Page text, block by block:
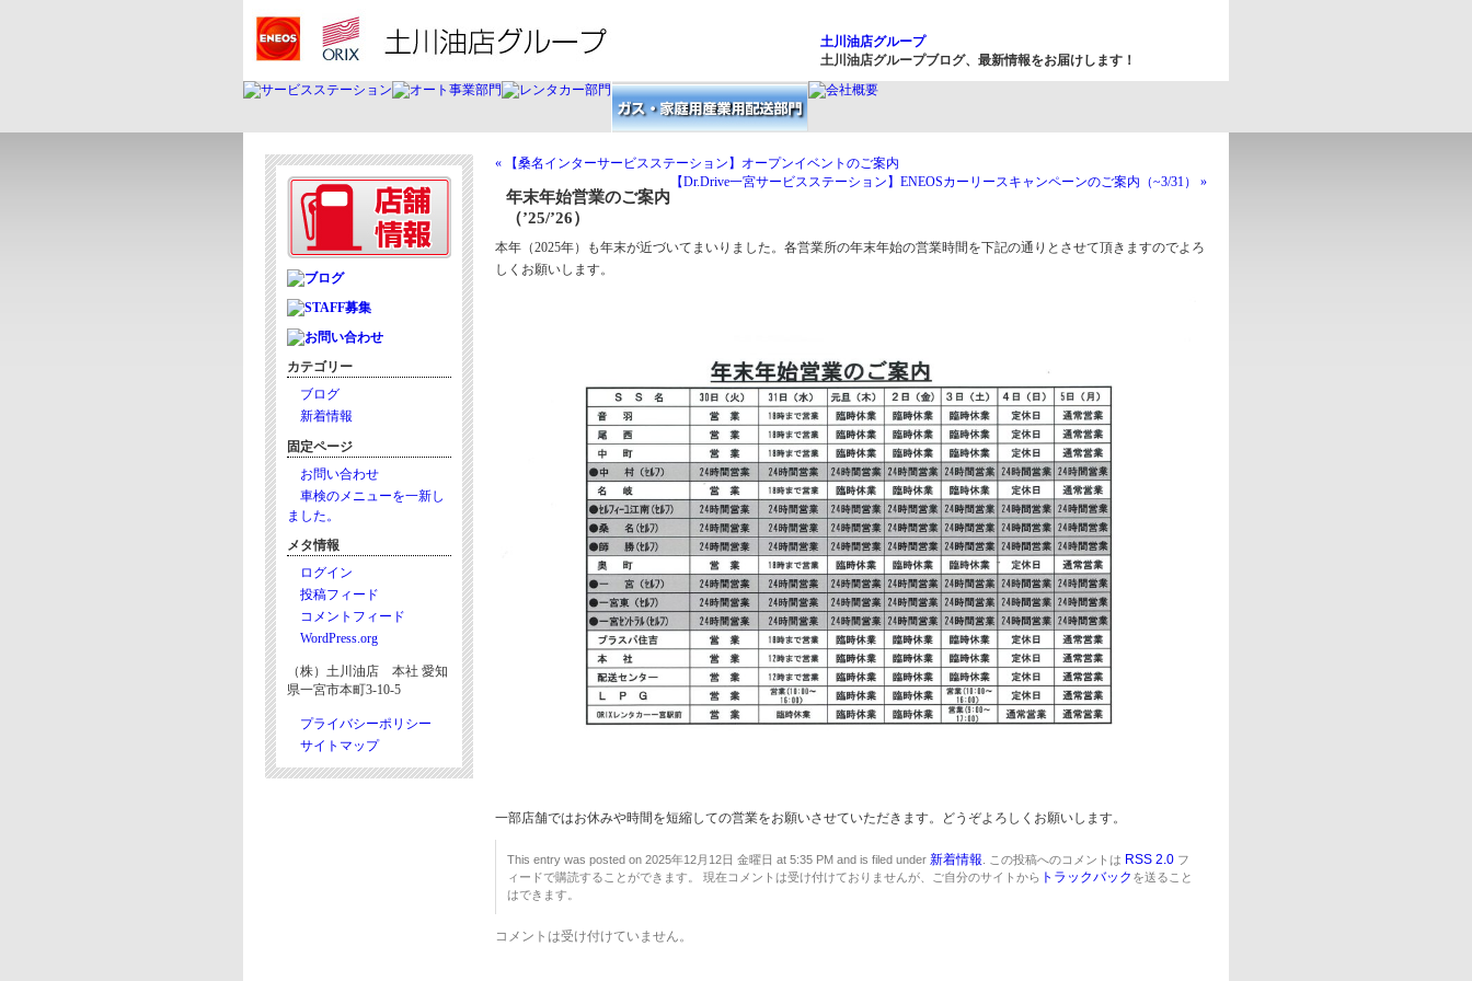
土川油店グループ
土川油店グループブログ、最新情報をお届けします！
« 【桑名インターサービスステーション】オープンイベントのご案内
【Dr.Drive一宮サービスステーション】ENEOSカーリースキャンペーンのご案内（~3/31） »
年末年始営業のご案内
（’25/’26）
本年（2025年）も年末が近づいてまいりました。各営業所の年末年始の営業時間を下記の通りとさせて頂きますのでよろ
しくお願いします。
一部店舗ではお休みや時間を短縮しての営業をお願いさせていただきます。どうぞよろしくお願いします。
This entry was posted on 2025年12月12日 金曜日 at 5:35 PM and is filed under 新着情報. この投稿へのコメントは RSS 2.0 フ
ィードで購読することができます。 現在コメントは受け付けておりませんが、ご自分のサイトから トラックバック を送ること
はできます。
コメントは受け付けていません。
カテゴリー
ブログ
新着情報
固定ページ
お問い合わせ
車検のメニューを一新し
ました。
メタ情報
ログイン
投稿フィード
コメントフィード
WordPress.org
（株）土川油店 本社 愛知
県一宮市本町3-10-5
プライバシーポリシー
サイトマップ